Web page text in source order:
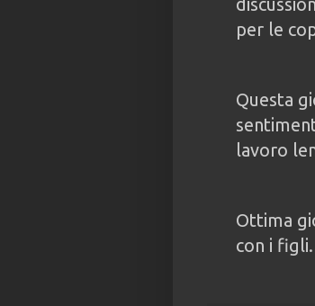
per le
Questa
lavoro
Ottima
con i